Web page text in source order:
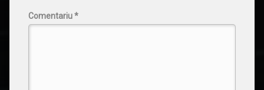
Comentariu*